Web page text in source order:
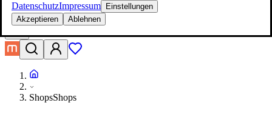
DatenschutzImpressum
Einstellungen
Akzeptieren
Ablehnen
ShopsShops